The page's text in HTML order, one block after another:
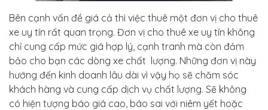
Bên cạnh vấn đề giá cả thì việc thuê một đơn vị cho thuê
xe uy tín rất quan trọng. Đơn vị cho thuê xe uy tín không
chỉ cung cấp mức giá hợp lý, cạnh tranh mà còn đảm
bảo cho bạn các dòng xe chất lượng. Những đơn vị này
hướng đến kinh doanh lâu dài vì vậy họ sẽ chăm sóc
khách hàng và cung cấp dịch vụ chất lượng. Sẽ không
có hiện tượng báo giá cao, báo sai với niêm yết hoặc